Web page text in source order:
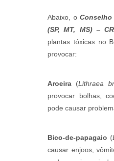
Abaixo, o
(SP, MT, MS) –
plantas tóxicas no
provocar:
Aroeira (Lithraea
provocar bolhas,
pode causar
Bico-de-papagaio (
causar enjoos,